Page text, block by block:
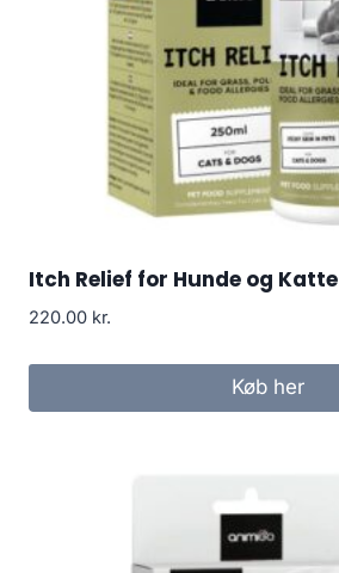
Itch Relief for Hunde og Katte
220.00 kr.
Køb her